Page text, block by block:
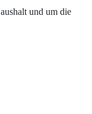
und um die